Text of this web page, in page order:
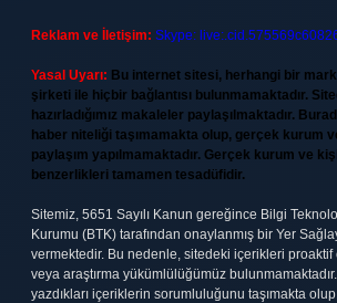
Reklam ve İletişim: Skype:
Yasal Uyarı: Bu internet sitesi, herhangi bir
şirketi ile hiçbir bağlantısı bulunmamaktadır.
hazırladığımız makaleler paylaşılmaktadır.
haber niteliği taşımamakta olup, gerçek kurum
paylaşım yapılmamaktadır. Gerçek kurum ve
benzerlikleri tamamen tesadüfidir.
Sitemiz, 5651 Sayılı Kanun gereğince Bilgi
Kurumu (BTK) tarafından onaylanmış bir Yer
vermektedir. Bu nedenle, sitedeki içerikleri
veya araştırma yükümlülüğümüz
yazdıkları içeriklerin sorumluluğunu taşımakta